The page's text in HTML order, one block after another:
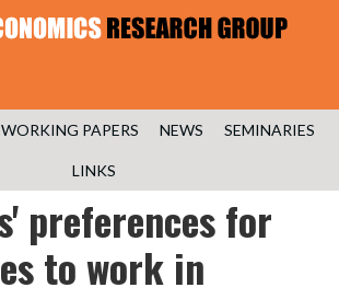
WORKING PAPERS NEWS SEMINARIES
LINKS
preferences for
to work in